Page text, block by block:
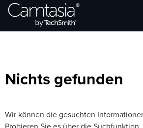
Direkt
zumBrowse Categories
Nichts gefunden
Wir können die gesuchten